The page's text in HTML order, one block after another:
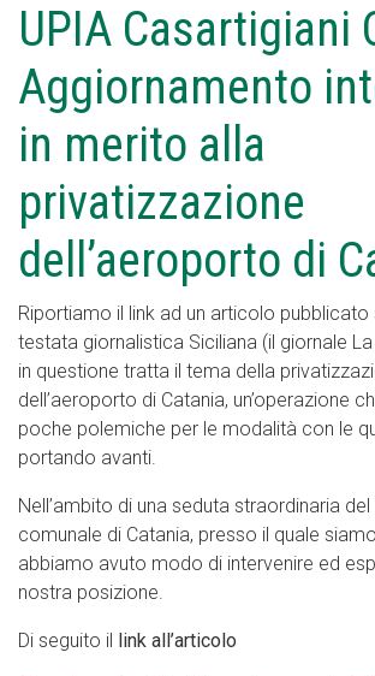
UPIA Casartigiani
Aggiornamento
in merito alla
privatizzazione
dell’aeroporto di
Riportiamo il link ad un articolo pubblicato
testata giornalistica Siciliana (il giornale La
in questione tratta il tema della
dell’aeroporto di Catania, un’operazione
poche polemiche per le modalità con le
portando avanti.
Nell’ambito di una seduta straordinaria
comunale di Catania, presso il quale
abbiamo avuto modo di intervenire ed
nostra posizione.
Di seguito il link all’articolo